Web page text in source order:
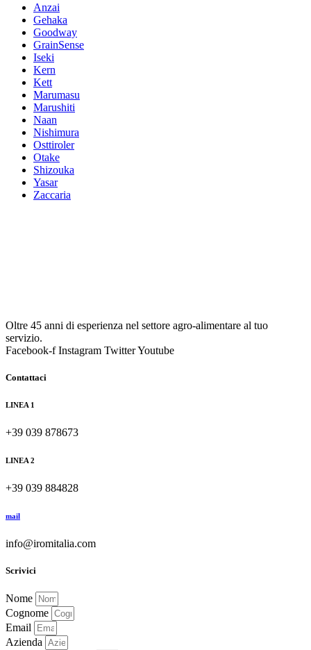
Anzai
Gehaka
Goodway
GrainSense
Iseki
Kern
Kett
Marumasu
Marushiti
Naan
Nishimura
Osttiroler
Otake
Shizouka
Yasar
Zaccaria
Oltre 45 anni di esperienza nel settore agro-alimentare al tuo
servizio.
Facebook-f Instagram TwitterYoutube
Contattaci
LINEA 1
+39 039 878673
LINEA 2
+39 039 884828
mail
info@iromitalia.com
Scrivici
Nome
Cognome
Email
Azienda